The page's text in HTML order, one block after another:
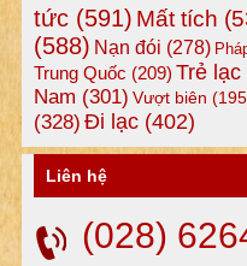
tức(591) Mất tích
(588) Nạn đói (278)
Trung Quốc (209) Trẻ lạc
Nam (301) Vượt biên
(328) Đi lạc(402)
Liên hệ
(028)